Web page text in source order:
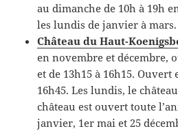
au dimanche de 10h à 19h
les lundis de janvier à mars.
Château du Haut-
en novembre et décembre,
et de 13h15 à 16h15. Ouvert
16h45. Les lundis, le
château est ouvert toute
janvier, 1er mai et 25